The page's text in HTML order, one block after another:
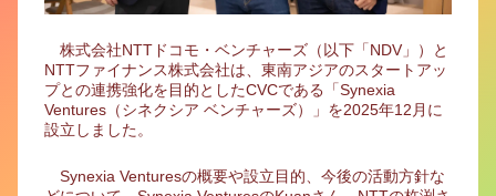
株式会社NTTドコモ・ベンチャーズ（以下「NDV」）と
NTTファイナンス株式会社は、東南アジアのスタートアッ
プとの連携強化を目的としたCVCである「Synexia
Ventures（シネクシア ベンチャーズ）」を2025年12月に
設立しました。
Synexia Venturesの概要や設立目的、今後の活動方針な